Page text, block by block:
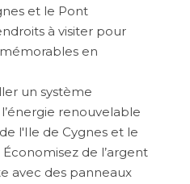
et le Pont
à visiter pour
en
un système
renouvelable
l'Ile de Cygnes et le
Économisez de l’argent
avec des panneaux